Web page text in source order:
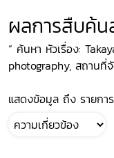
ผลการสืบค้น
“ ค้นหา หัวเรื่อง:
photography, สถานที่
แสดงข้อมูล ถึง รายก